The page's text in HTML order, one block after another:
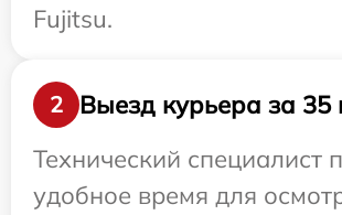
Fujitsu.
2
Выезд курьера за 35
Технический специалист
удобное время для